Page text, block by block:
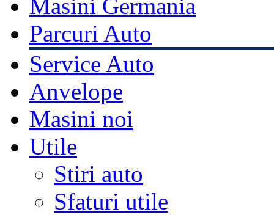
Masini Germania
Parcuri Auto
Service Auto
Anvelope
Masini noi
Utile
Stiri auto
Sfaturi utile